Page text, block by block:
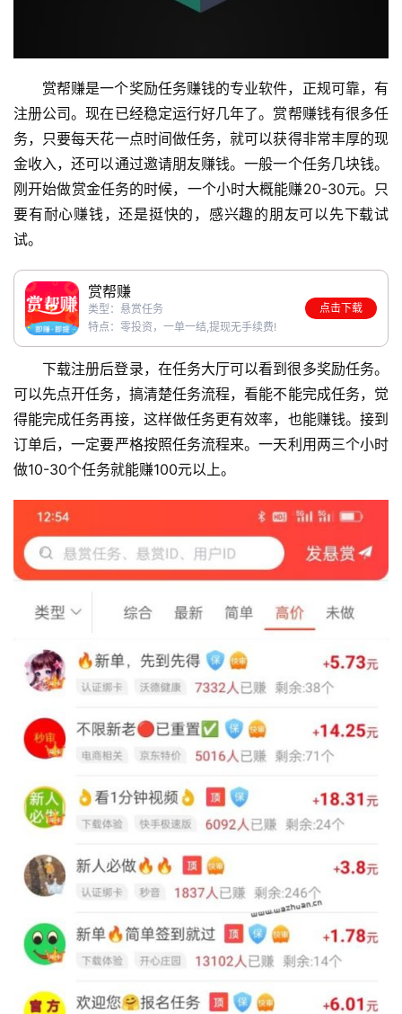
赏帮赚是一个奖励任务赚钱的专业软件，正规可靠，有
注册公司。现在已经稳定运行好几年了。赏帮赚钱有很多任
务，只要每天花一点时间做任务，就可以获得非常丰厚的现
金收入，还可以通过邀请朋友赚钱。一般一个任务几块钱。
刚开始做赏金任务的时候，一个小时大概能赚20-30元。只
要有耐心赚钱，还是挺快的，感兴趣的朋友可以先下载试
试。
赏帮赚
类型：悬赏任务
特点：零投资，一单一结,提现无手续费!
点击下载
下载注册后登录，在任务大厅可以看到很多奖励任务。
可以先点开任务，搞清楚任务流程，看能不能完成任务，觉
得能完成任务再接，这样做任务更有效率，也能赚钱。接到
订单后，一定要严格按照任务流程来。一天利用两三个小时
做10-30个任务就能赚100元以上。